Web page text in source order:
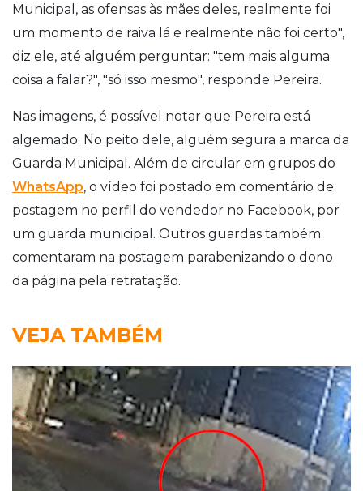
Municipal, as ofensas às mães deles, realmente foi
um momento de raiva lá e realmente não foi certo",
diz ele, até alguém perguntar: "tem mais alguma
coisa a falar?", "só isso mesmo", responde Pereira.
Nas imagens, é possível notar que Pereira está
algemado. No peito dele, alguém segura a marca da
Guarda Municipal. Além de circular em grupos do
WhatsApp, o vídeo foi postado em comentário de
postagem no perfil do vendedor no Facebook, por
um guarda municipal. Outros guardas também
comentaram na postagem parabenizando o dono
da página pela retratação.
VEJA TAMBÉM